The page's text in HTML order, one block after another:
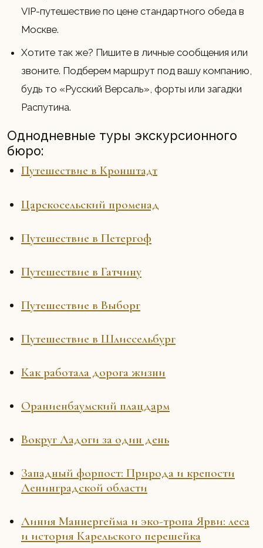
VIP-путешествие по цене стандартного обеда в
Москве.
Хотите так же? Пишите в личные сообщения или
звоните. Подберем маршрут под вашу компанию,
будь то «Русский Версаль», форты или загадки
Распутина.
Однодневные туры экскурсионного
бюро:
Путешествие в Кронштадт
Царскосельский променад
Путешествие в Петергоф
Путешествие в Гатчину
Путешествие в Выборг
Путешествие в Шлиссельбург
Как работала дорога жизни
Ораниенбаумский плацдарм
Вокруг Ладоги за один день
Западный форпост: Природа и крепости
Ленинградской области
Линия Маннергейма и эко-тропа Ярви: леса
и история Карельского перешейка